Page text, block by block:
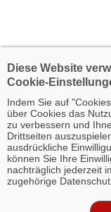
Diese Website
Cookie-
Indem Sie auf
über Cookies das
zu verbessern und
Drittseiten
ausdrückliche
können Sie Ihre
nachträglich jederzeit
zugehörige